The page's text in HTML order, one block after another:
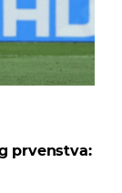
prvenstva: